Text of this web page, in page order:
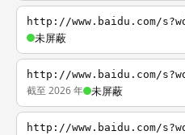
http://www.baidu.com/
未屏蔽
http://www.baidu.com/
截至 2026 年 未屏蔽
http://www.baidu.com/